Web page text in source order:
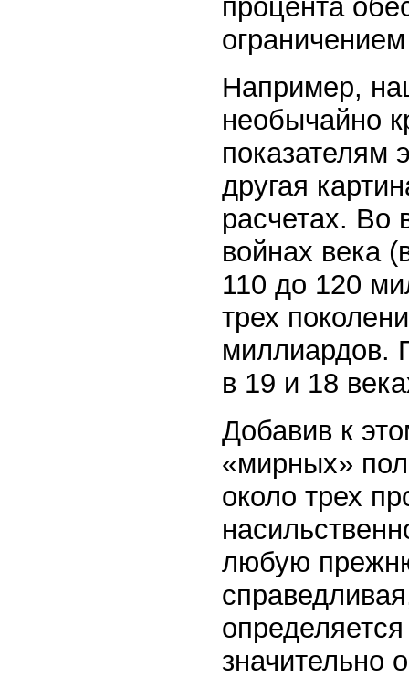
процента
Например,
необычайно
показателям
другая
расчетах. Во
войнах века
110 до 120
трех
миллиардов.
в 19 и 18
Добавив к
«мирных»
около трех
любую
значительно